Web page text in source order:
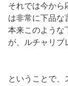
それでは今から
は非常に下品な
本来このような
が、ルチャリブ
ということで、